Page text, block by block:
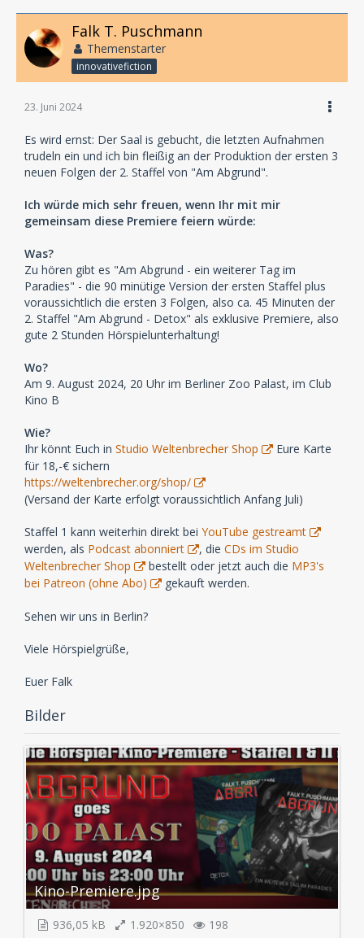
Falk T. Puschmann
Themenstarter
innovativefiction
23. Juni 2024
Es wird ernst: Der Saal is gebucht, die letzten Aufnahmen
trudeln ein und ich bin fleißig an der Produktion der ersten 3
neuen Folgen der 2. Staffel von "Am Abgrund".
Ich würde mich sehr freuen, wenn Ihr mit mir
gemeinsam diese Premiere feiern würde:
Was?
Zu hören gibt es "Am Abgrund - ein weiterer Tag im
Paradies" - die 90 minütige Version der ersten Staffel plus
voraussichtlich die ersten 3 Folgen, also ca. 45 Minuten der
2. Staffel "Am Abgrund - Detox" als exklusive Premiere, also
gute 2 Stunden Hörspielunterhaltung!
Wo?
Am 9. August 2024, 20 Uhr im Berliner Zoo Palast, im Club
Kino B
Wie?
Ihr könnt Euch in Studio Weltenbrecher Shop
Eure Karte
für 18,-€ sichern
https://weltenbrecher.org/shop/
(Versand der Karte erfolgt voraussichtlich Anfang Juli)
Staffel 1 kann weiterhin direkt bei YouTube gestreamt
werden, als Podcast abonniert , die CDs im Studio
Weltenbrecher Shop
bestellt oder jetzt auch die MP3's
bei Patreon (ohne Abo)
gekauft werden.
Sehen wir uns in Berlin?
Viele Hörspielgrüße,
Euer Falk
Bilder
Kino-Premiere.jpg
936,05 kB 1.920×850 198